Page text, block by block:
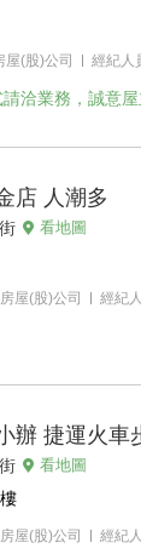
屋(股)公司 經紀人
洽業務，誠意屋
店 人潮多
看地圖
屋(股)公司 經紀
辦 捷運火車
看地圖
樓
屋(股)公司 經紀